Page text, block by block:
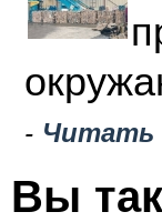
- Читать
Вы